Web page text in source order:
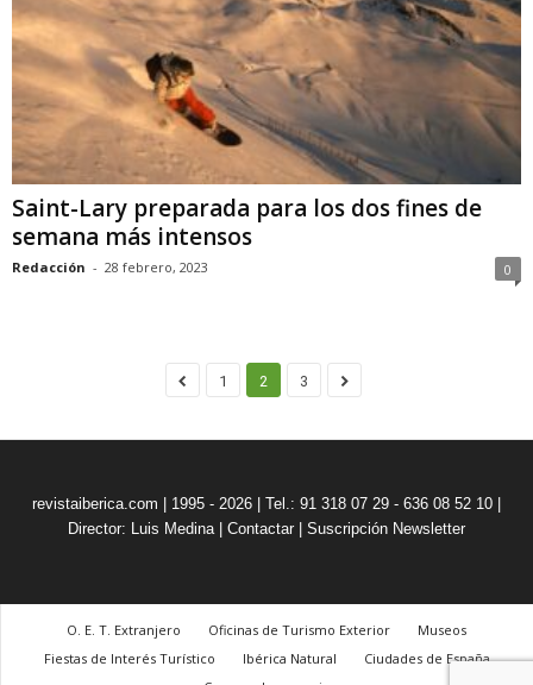
Saint-Lary preparada para los dos fines de
semana más intensos
Redacción - 28 febrero, 2023 0
1 2 3
revistaiberica.com | 1995 - 2026 | Tel.: 91 318 07 29 - 636 08 52 10 |
Director: Luis Medina| Contactar Suscripción Newsletter
O. E. T. Extranjero Oficinas de Turismo Exterior
Museos
Fiestas de Interés Turístico
Ibérica Natural
Ciudades de España